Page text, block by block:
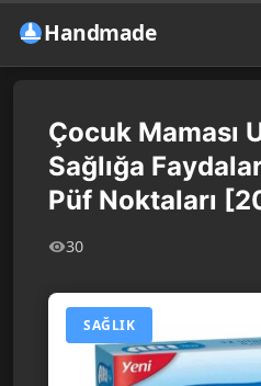
Handmade
Çocuk Maması
Sağlığa
Püf Noktaları
30
SAĞLIK